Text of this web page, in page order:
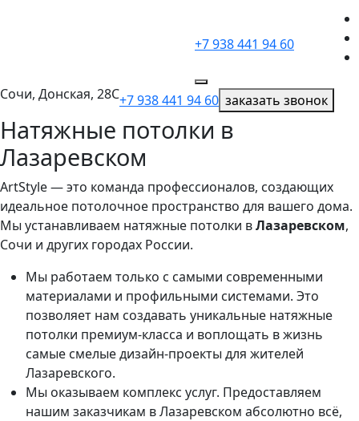
+7 938 441 94 60
Сочи, Донская, 28С+7 938 441 94 60 заказать звонок
Натяжные потолки в
Лазаревском
ArtStyle — это команда профессионалов, создающих
идеальное потолочное пространство для вашего дома.
Мы устанавливаем натяжные потолки вЛазаревском,
Сочи и других городах России.
Мы работаем только с самыми современными
материалами и профильными системами. Это
позволяет нам создавать уникальные натяжные
потолки премиум-класса и воплощать в жизнь
самые смелые дизайн-проекты для жителей
Лазаревского.
Мы оказываем комплекс услуг. Предоставляем
нашим заказчикам в Лазаревском абсолютно всё,